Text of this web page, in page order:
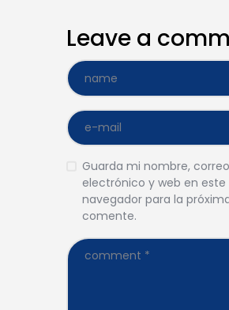
Leave a
Guarda mi nombre, correo
electrónico y web en este
navegador para la
comente.